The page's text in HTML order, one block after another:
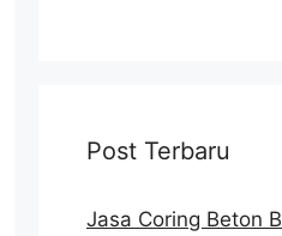
Post Terbaru
Jasa Coring Beton